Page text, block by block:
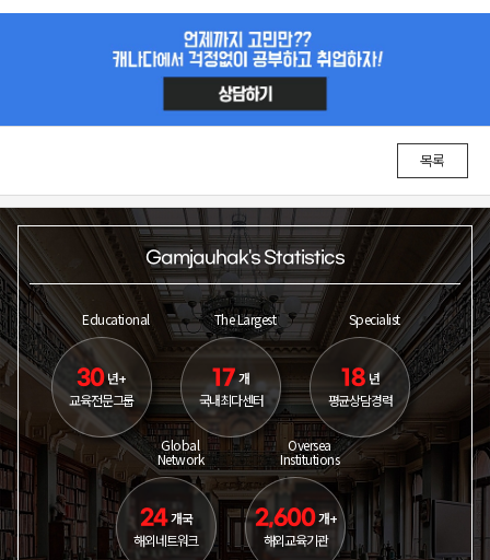
목록
Gamjauhak's Statistics
Educational
30년+
교육전문그룹
The Largest
17개
국내최다센터
Specialist
18 년
평균상담경력
Global
Network
24개국
해외네트워크
Oversea
Institutions
2,600 개+
해외교육기관